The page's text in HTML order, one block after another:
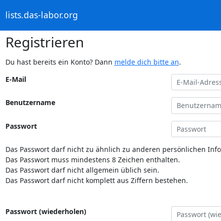
lists.das-labor.org
Registrieren
Du hast bereits ein Konto? Dann melde dich bitte an.
E-Mail
Benutzername
Passwort
Das Passwort darf nicht zu ähnlich zu anderen persönlichen
Das Passwort muss mindestens 8 Zeichen enthalten.
Das Passwort darf nicht allgemein üblich sein.
Das Passwort darf nicht komplett aus Ziffern bestehen.
Passwort (wiederholen)